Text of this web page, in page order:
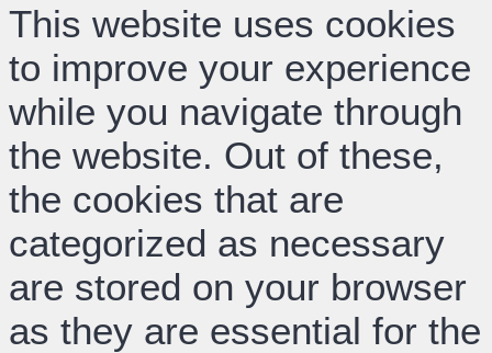
This website uses cookies
to improve your experience
while you navigate through
the website. Out of these,
the cookies that are
categorized as necessary
are stored on your browser
as they are essential for the